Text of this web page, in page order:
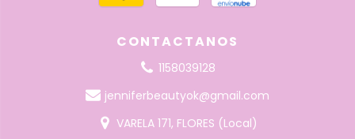
CONTACTANOS
1158039128
jenniferbeautyok@gmail.com
VARELA 171, FLORES (Local)